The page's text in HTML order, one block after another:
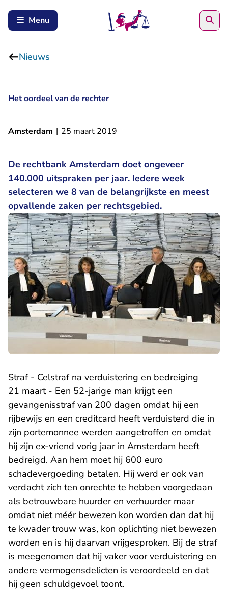
Menu
Nieuws
Het oordeel van de rechter
Amsterdam | 25 maart 2019
De rechtbank Amsterdam doet ongeveer
140.000 uitspraken per jaar. Iedere week
selecteren we 8 van de belangrijkste en meest
opvallende zaken per rechtsgebied.
Straf - Celstraf na verduistering en bedreiging
21 maart - Een 52-jarige man krijgt een
gevangenisstraf van 200 dagen omdat hij een
rijbewijs en een creditcard heeft verduisterd die in
zijn portemonnee werden aangetroffen en omdat
hij zijn ex-vriend vorig jaar in Amsterdam heeft
bedreigd. Aan hem moet hij 600 euro
schadevergoeding betalen. Hij werd er ook van
verdacht zich ten onrechte te hebben voorgedaan
als betrouwbare huurder en verhuurder maar
omdat niet méér bewezen kon worden dan dat hij
te kwader trouw was, kon oplichting niet bewezen
worden en is hij daarvan vrijgesproken. Bij de straf
is meegenomen dat hij vaker voor verduistering en
andere vermogensdelicten is veroordeeld en dat
hij geen schuldgevoel toont.